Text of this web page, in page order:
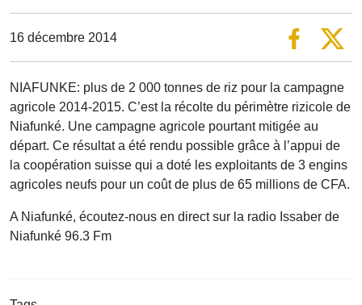
16 décembre 2014
NIAFUNKE: plus de 2 000 tonnes de riz pour la campagne
agricole 2014-2015. C’est la récolte du périmètre rizicole de
Niafunké. Une campagne agricole pourtant mitigée au
départ. Ce résultat a été rendu possible grâce à l’appui de
la coopération suisse qui a doté les exploitants de 3 engins
agricoles neufs pour un coût de plus de 65 millions de CFA.
A Niafunké, écoutez-nous en direct sur la radio Issaber de
Niafunké 96.3 Fm